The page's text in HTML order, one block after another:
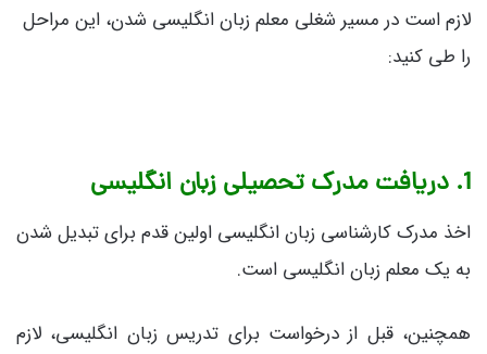
لازم است در مسیر شغلی معلم زبان انگلیسی شدن، این مراحل
را طی کنید:
1. دریافت مدرک تحصیلی زبان انگلیسی
اخذ مدرک کارشناسی زبان انگلیسی اولین قدم برای تبدیل شدن
به یک معلم زبان انگلیسی است.
همچنین، قبل از درخواست برای تدریس زبان انگلیسی، لازم